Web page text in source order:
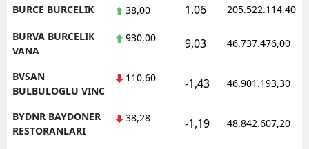
BURCE BURCELIK 38,00 1,06 205.522.114,40
BURVA BURCELIK
VANA
930,00 9,03 46.737.476,00
BVSAN
BULBULOGLU VINC
110,60 -1,43 46.901.193,30
BYDNR BAYDONER
RESTORANLARI
38,28 -1,19 48.842.607,20